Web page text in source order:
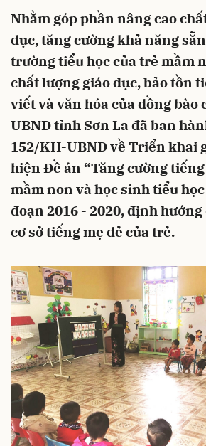
Nhằm góp phần nâng cao
dục, tăng cường khả năng
trường tiểu học của trẻ mầm
chất lượng giáo dục, bảo tồn
viết và văn hóa của đồng bào
UBND tỉnh Sơn La đã ban
152/KH-UBND về Triển khai
hiện Đề án “Tăng cường
mầm non và học sinh tiểu
đoạn 2016 - 2020, định
cơ sở tiếng mẹ đẻ của trẻ.